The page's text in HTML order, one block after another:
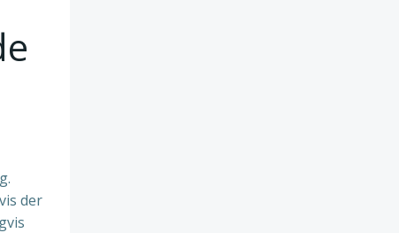
der